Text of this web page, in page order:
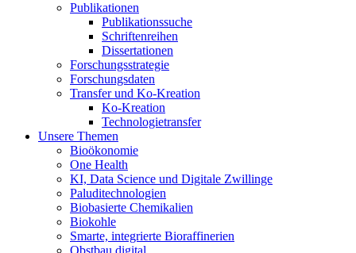
Publikationen
Publikationssuche
Schriftenreihen
Dissertationen
Forschungsstrategie
Forschungsdaten
Transfer und Ko-Kreation
Ko-Kreation
Technologietransfer
Unsere Themen
Bioökonomie
One Health
KI, Data Science und Digitale Zwillinge
Paluditechnologien
Biobasierte Chemikalien
Biokohle
Smarte, integrierte Bioraffinerien
Obstbau digital